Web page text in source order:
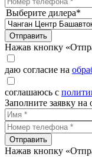
Выберите дилера*
Отправить
Нажав кнопку
даю согласие на
соглашаюсь с
Заполните заявку на
Отправить
Нажав кнопку